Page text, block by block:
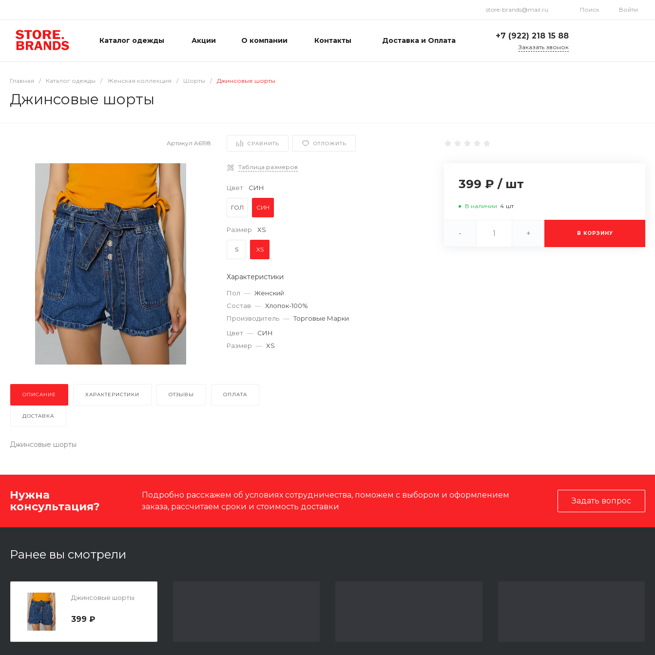
store-brands@mail.ru Поиск Войти
Каталог одежды Акции О компании Контакты Доставка и Оплата
+7 (922) 218 15 88
Заказать звонок
Главная / Каталог одежды / Женская коллекция / Шорты / Джинсовые шорты
Джинсовые шорты
АртикулA6198 СРАВНИТЬ ОТЛОЖИТЬ
Таблица размеров
Цвет СИН
ГОЛ СИН
Размер XS
S XS
Характеристики
Пол — Женский
Состав — Хлопок-100%
Производитель — Торговые Марки
Цвет — СИН
Размер — XS
399 ₽ / шт
В наличии 4 шт
- + В КОРЗИНУ
ОПИСАНИЕ ХАРАКТЕРИСТИКИ ОТЗЫВЫ ОПЛАТА
ДОСТАВКА
Джинсовые шорты
Нужна
консультация?
Подробно расскажем об условиях сотрудничества, поможем с выбором и оформлением
заказа, рассчитаем сроки и стоимость доставки
Задать вопрос
Ранее вы смотрели
Джинсовые шорты
399 ₽